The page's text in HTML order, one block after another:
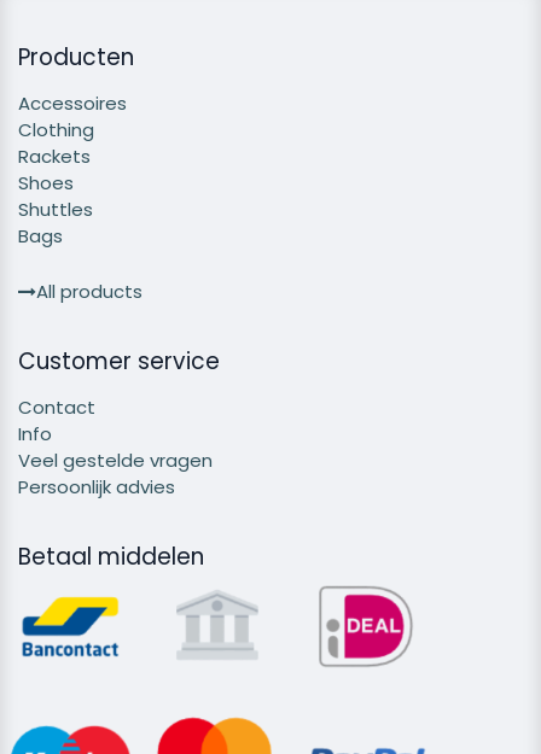
Producten
Accessoires
Clothing
Rackets
Shoes
Shuttles
Bags
All products
Customer service
Contact
Info
Veel gestelde vragen
Persoonlijk advies
Betaal middelen